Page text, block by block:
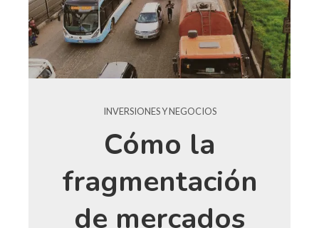
INVERSIONES Y NEGOCIOS
Cómo la
fragmentación
de mercados